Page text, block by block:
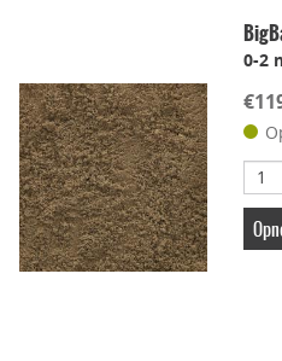
Lichtgewicht
Onderhoudsvriendelijk
0-2